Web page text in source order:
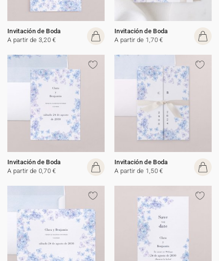
Invitación de Boda
A partir de 3,20 €
Invitación de Boda
A partir de 1,70 €
Invitación de Boda
A partir de 0,70 €
Invitación de Boda
A partir de 1,50 €